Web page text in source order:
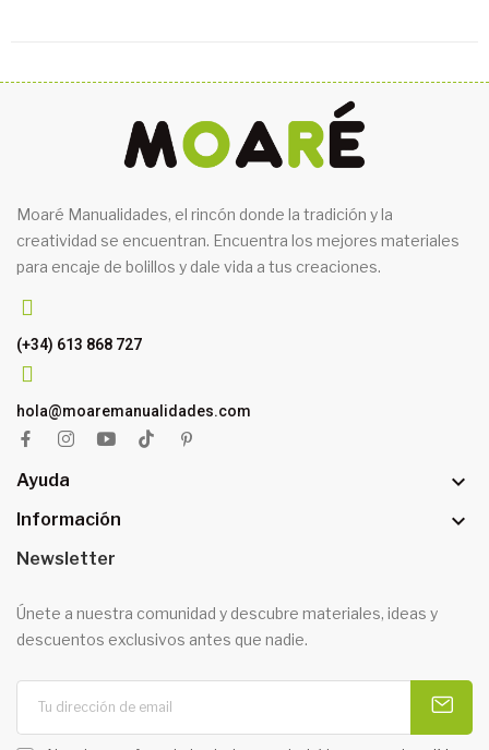
Moaré Manualidades, el rincón donde la tradición y la
creatividad se encuentran. Encuentra los mejores materiales
para encaje de bolillos y dale vida a tus creaciones.
(+34) 613 868 727
hola@moaremanualidades.com
Ayuda 
Información 
Newsletter
Únete a nuestra comunidad y descubre materiales, ideas y
descuentos exclusivos antes que nadie.